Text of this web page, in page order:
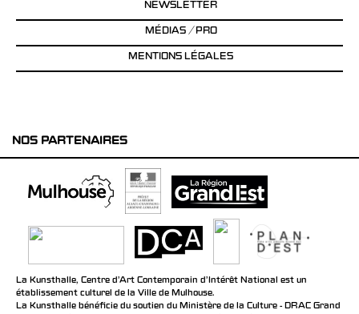
NEWSLETTER
MÉDIAS / PRO
MENTIONS LÉGALES
NOS PARTENAIRES
La Kunsthalle, Centre d’Art Contemporain d’Intérêt National est un
établissement culturel de la Ville de Mulhouse.
La Kunsthalle bénéficie du soutien du Ministère de la Culture - DRAC Grand